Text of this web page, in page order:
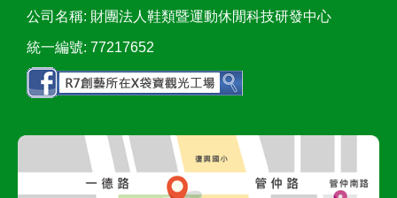
公司名稱: 財團法人鞋類暨運動休閒科技研發中心
統一編號: 77217652